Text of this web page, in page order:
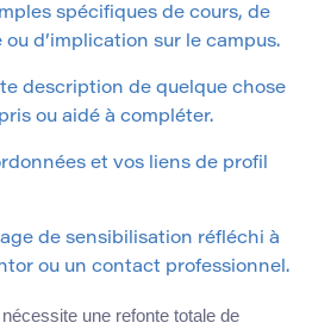
spécifiques de cours, de
d’implication sur le campus.
description de quelque chose
ou aidé à compléter.
et vos liens de profil
de sensibilisation réfléchi à
ou un contact professionnel.
une refonte totale de